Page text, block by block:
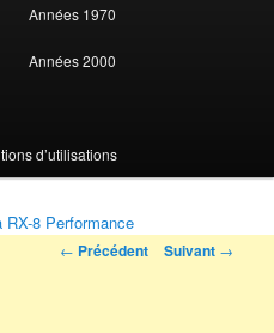
Années 1970
Années 2000
d’utilisations
RX-8 Performance
Navigation
← Précédent Suivant →